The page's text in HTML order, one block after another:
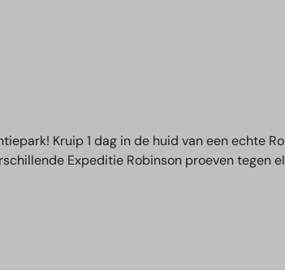
Kruip 1 dag in de huid van een echte
Expeditie Robinson proeven tegen